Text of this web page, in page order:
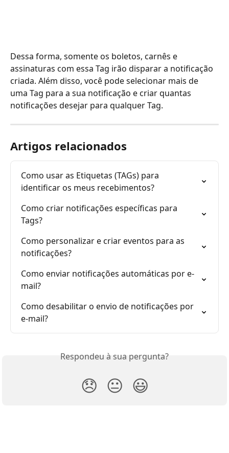
Dessa forma, somente os boletos, carnês e
assinaturas com essa Tag irão disparar a notificação
criada. Além disso, você pode selecionar mais de
uma Tag para a sua notificação e criar quantas
notificações desejar para qualquer Tag.
Artigos relacionados
Como usar as Etiquetas (TAGs) para
identificar os meus recebimentos?
Como criar notificações específicas para
Tags?
Como personalizar e criar eventos para as
notificações?
Como enviar notificações automáticas por e-
mail?
Como desabilitar o envio de notificações por
e-mail?
Respondeu à sua pergunta?
😞 😐 😃